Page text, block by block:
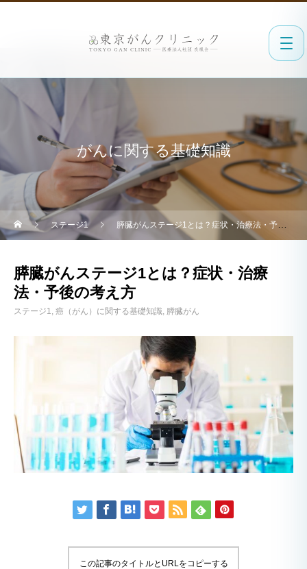
がんに関する基礎知識
ステージ1 膵臓がんステージ1とは？症状・治療法・予後の考え方
膵臓がんステージ1とは？症状・治療
法・予後の考え方
ステージ1 癌（がん）に関する基礎知識 膵臓がん
この記事のタイトルとURLをコピーする